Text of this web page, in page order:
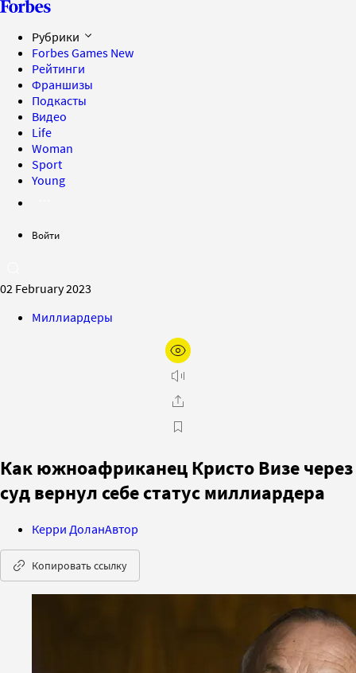
Рубрики
Forbes Games New
Рейтинги
Франшизы
Подкасты
Видео
Life
Woman
Sport
Young
Войти
02 February 2023
Миллиардеры
Как южноафриканец Кристо Визе через
суд вернул себе статус миллиардера
Керри ДоланАвтор
Копировать ссылку